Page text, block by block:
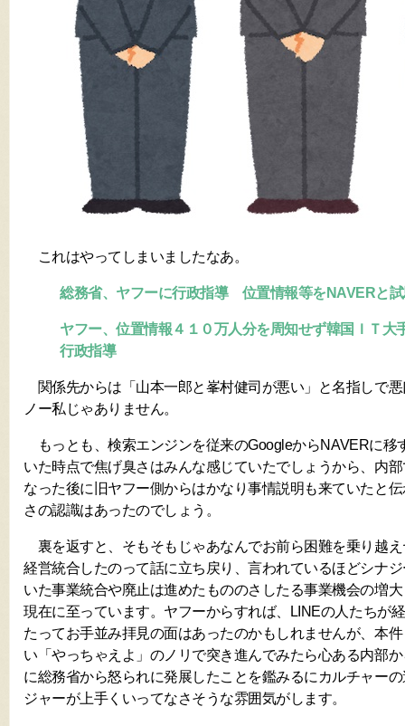
これはやってしまいましたなあ。
総務省、ヤフーに行政指導 位置情報等をNAVERと
ヤフー、位置情報４１０万人分を周知せず韓国ＩＴ
行政指導
関係先からは「山本一郎と峯村健司が悪い」と名指しで
ノー私じゃありません。
もっとも、検索エンジンを従来のGoogleからNAVERに移
いた時点で焦げ臭さはみんな感じていたでしょうから、内
なった後に旧ヤフー側からはかなり事情説明も来ていたと
さの認識はあったのでしょう。
裏を返すと、そもそもじゃあなんでお前ら困難を乗り越
経営統合したのって話に立ち戻り、言われているほどシナ
いた事業統合や廃止は進めたもののさしたる事業機会の増
現在に至っています。ヤフーからすれば、LINEの人たちが
たってお手並み拝見の面はあったのかもしれませんが、本
い「やっちゃえよ」のノリで突き進んでみたら心ある内部
に総務省から怒られに発展したことを鑑みるにカルチャー
ジャーが上手くいってなさそうな雰囲気がします。